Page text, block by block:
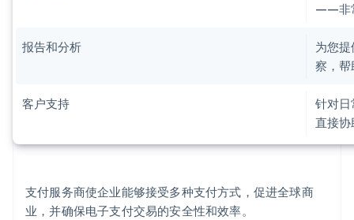
——非
报告和分析
为您
察，
客户支持
针对
直接协
支付服务商使企业能够接受多种支付方式，促进全球商
业，并确保电子支付交易的安全性和效率。